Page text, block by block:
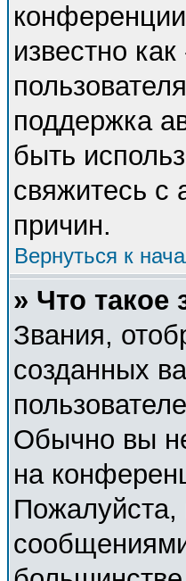
известно
поддержка
быть
свяжитесь с
причин.
Вернуться к
» Что такое
Звания,
созданных
Обычно вы
на